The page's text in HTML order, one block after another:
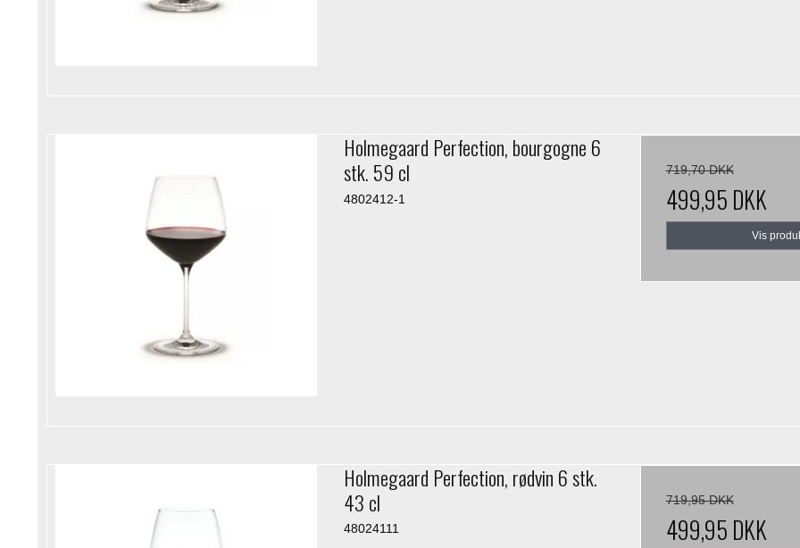
Holmegaard Perfection, bourgogne 6
stk. 59 cl
4802412-1
719,70 DKK
499,95 DKK
Vis
Holmegaard Perfection, rødvin 6 stk.
43 cl
48024111
719,95 DKK
499,95 DKK